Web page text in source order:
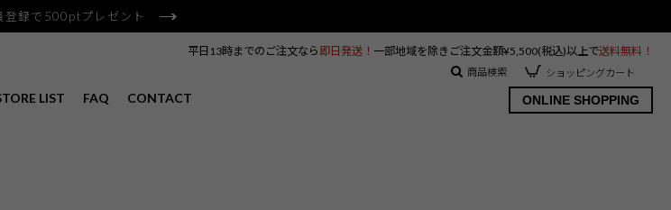
登録で500ptプレゼント
LIST FAQ CONTACT ONLINE SHOPPING
平日13時までのご注文なら 即日発送！ 一部地域を除きご注文金額¥5,500(税込)以上で送料無料！
商品検索 ショッピングカート